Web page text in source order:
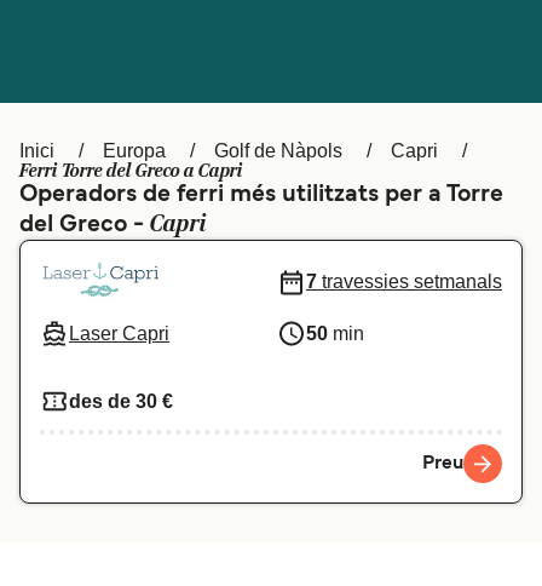
Ελλάδα Belgique (FR)
Polska Deutschland
Schweiz (DE) Norge
المغرب
Inici Europa Golf de Nàpols Capri
Ferri Torre del Greco a Capri
Operadors de ferri més utilitzats per a Torre
del Greco - Capri
Laser Capri
7 travessies setmanals
50 min
des de 30 €
Preu